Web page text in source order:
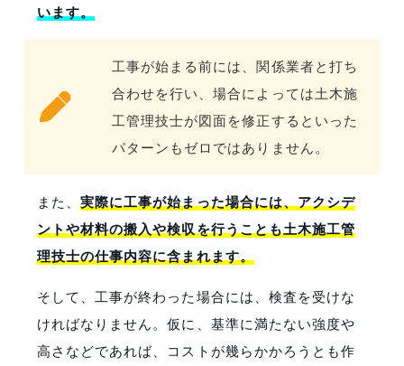
います。
工事が始まる前には、関係業者と打ち
合わせを行い、場合によっては土木施
工管理技士が図面を修正するといった
パターンもゼロではありません。
また、実際に工事が始まった場合には、アクシデ
ントや材料の搬入や検収を行うことも土木施工管
理技士の仕事内容に含まれます。
そして、工事が終わった場合には、検査を受けな
ければなりません。仮に、基準に満たない強度や
高さなどであれば、コストが幾らかかろうとも作